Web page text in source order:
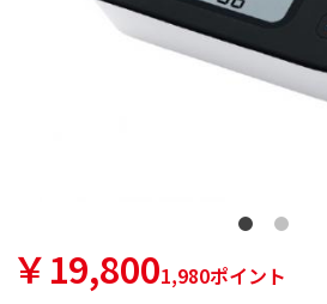
￥19,8001,980ポイント